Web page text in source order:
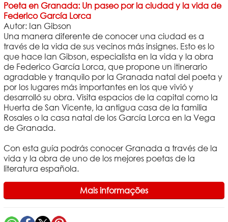
Poeta en Granada: Un paseo por la ciudad y la vida de
Federico García Lorca
Autor: Ian Gibson
Una manera diferente de conocer una ciudad es a
través de la vida de sus vecinos más insignes. Esto es lo
que hace Ian Gibson, especialista en la vida y la obra
de Federico García Lorca, que propone un itinerario
agradable y tranquilo por la Granada natal del poeta y
por los lugares más importantes en los que vivió y
desarrolló su obra. Visita espacios de la capital como la
Huerta de San Vicente, la antigua casa de la familia
Rosales o la casa natal de los García Lorca en la Vega
de Granada.
Con esta guía podrás conocer Granada a través de la
vida y la obra de uno de los mejores poetas de la
literatura española.
Mais informações